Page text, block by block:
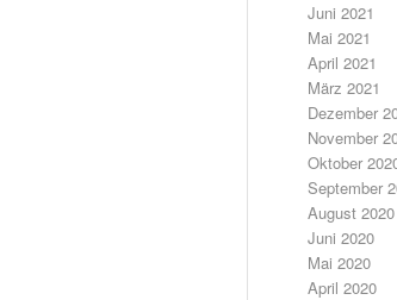
Juni 2021
Mai 2021
April 2021
März 2021
Dezember
November
Oktober
September
August 2020
Juni 2020
Mai 2020
April 2020